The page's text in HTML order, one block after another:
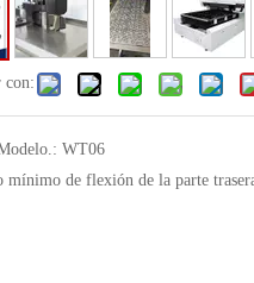
con:
WT06
mínimo de flexión de la parte